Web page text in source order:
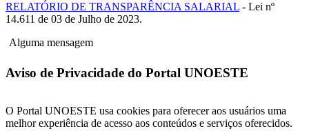
RELATÓRIO DE TRANSPARÊNCIA SALARIAL - Lei nº
14.611 de 03 de Julho de 2023.
Alguma mensagem
Aviso de Privacidade do Portal UNOESTE
O Portal UNOESTE usa cookies para oferecer aos usuários uma
melhor experiência de acesso aos conteúdos e serviços oferecidos.